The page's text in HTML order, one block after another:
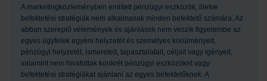
A marketingközleményben említett pénzügyi eszközök, illetve
befektetési stratégiák nem alkalmasak minden befektető számára. Az
abban szereplő vélemények és ajánlások nem veszik figyelembe az
egyes ügyfelek egyéni helyzetét és személyes körülményeit,
pénzügyi helyzetét, ismereteit, tapasztalatait, céljait vagy igényeit,
valamint nem hivatottak konkrét pénzügyi eszközöket vagy
befektetési stratégiákat ajánlani az egyes befektetőknek. A